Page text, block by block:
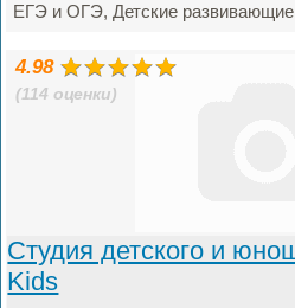
ЕГЭ и ОГЭ, Детские
4.98
(114 оценки)
Студия детского и
Kids